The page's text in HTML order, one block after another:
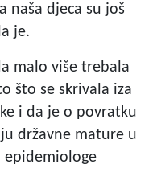
naša djeca su još
je.
malo više trebala
što se skrivala iza
i da je o povratku
državne mature u
epidemiologe